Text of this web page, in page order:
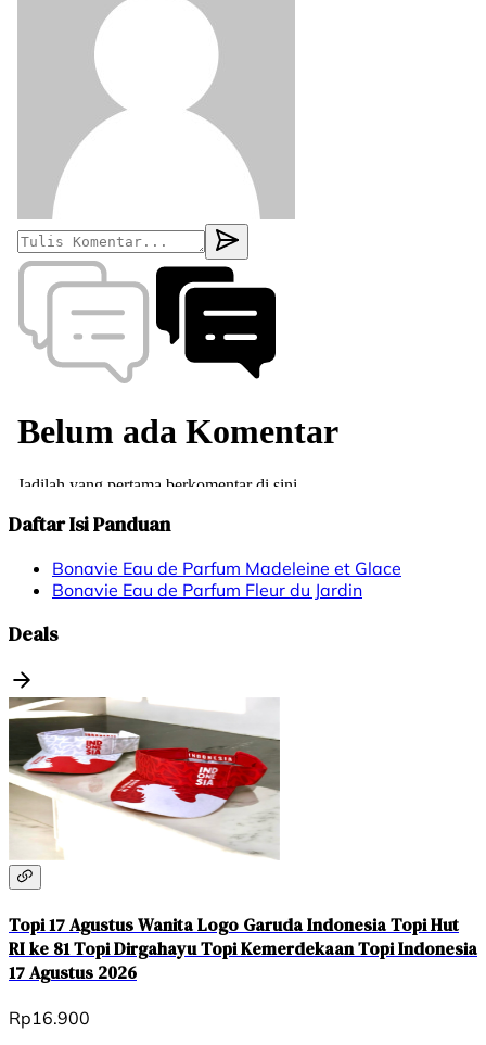
Daftar Isi Panduan
Bonavie Eau de Parfum Madeleine et Glace
Bonavie Eau de Parfum Fleur du Jardin
Deals
Topi 17 Agustus Wanita Logo Garuda Indonesia Topi Hut
RI ke 81 Topi Dirgahayu Topi Kemerdekaan Topi Indonesia
17 Agustus 2026
Rp16.900